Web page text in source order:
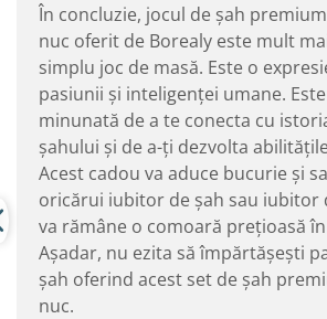
În concluzie, jocul de șah
nuc oferit de Borealy este mult
simplu joc de masă. Este o
pasiunii și inteligenței umane.
minunată de a te conecta cu
șahului și de a-ți dezvolta
Acest cadou va aduce bucurie și
oricărui iubitor de șah sau iubitor
va rămâne o comoară prețioasă
Așadar, nu ezita să împărtășești
șah oferind acest set de șah
nuc.